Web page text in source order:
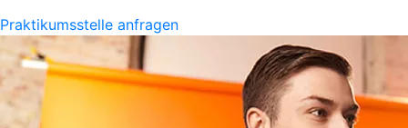
Praktikumsstelle anfragen